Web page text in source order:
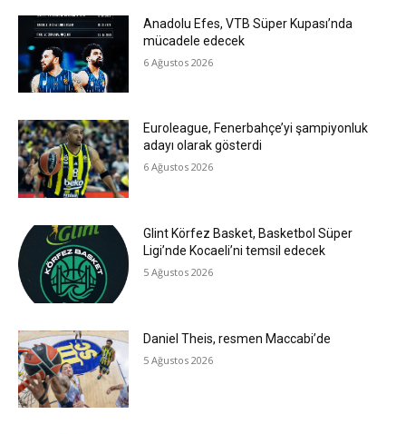
Anadolu Efes, VTB Süper Kupası’nda
mücadele edecek
6 Ağustos 2026
Euroleague, Fenerbahçe’yi şampiyonluk
adayı olarak gösterdi
6 Ağustos 2026
Glint Körfez Basket, Basketbol Süper
Ligi’nde Kocaeli’ni temsil edecek
5 Ağustos 2026
Daniel Theis, resmen Maccabi’de
5 Ağustos 2026